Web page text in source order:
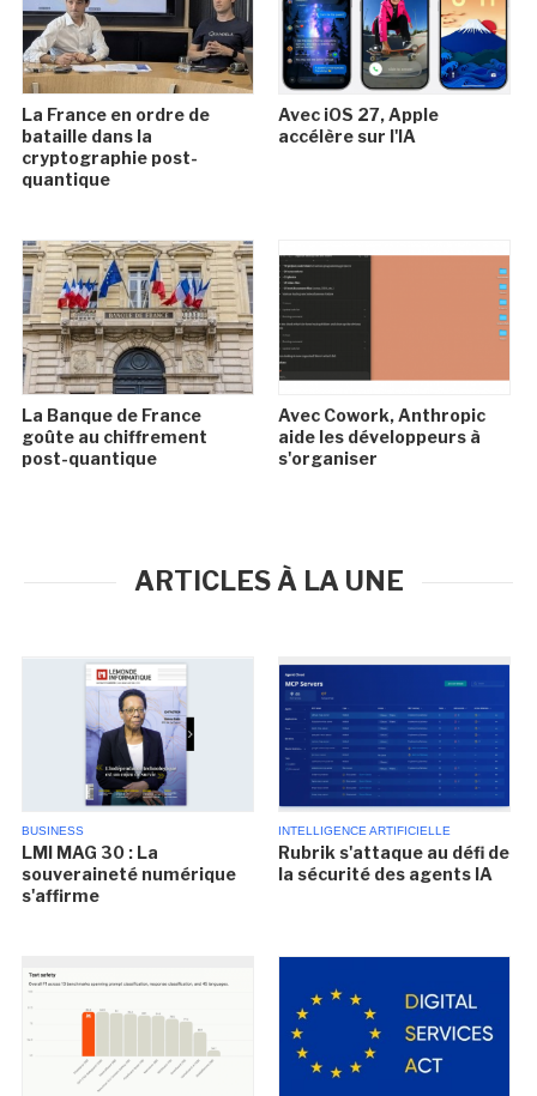
La France en ordre de
bataille dans la
cryptographie post-
quantique
Avec iOS 27, Apple
accélère sur l'IA
La Banque de France
goûte au chiffrement
post-quantique
Avec Cowork, Anthropic
aide les développeurs à
s'organiser
ARTICLES À LA UNE
BUSINESS
LMI MAG 30 : La
souveraineté numérique
s'affirme
INTELLIGENCE ARTIFICIELLE
Rubrik s'attaque au défi de
la sécurité des agents IA